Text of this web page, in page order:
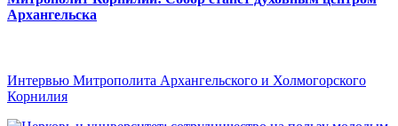
Архангельска
Интервью Митрополита Архангельского и Холмогорского
Корнилия